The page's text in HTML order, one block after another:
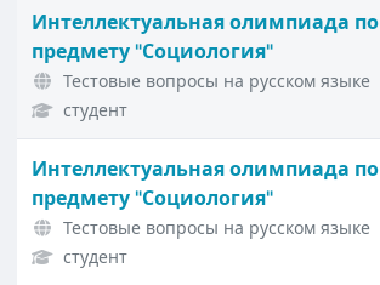
Интеллектуальная олимпиада по
предмету "Социология"
Тестовые вопросы на русском языке
студент
Интеллектуальная олимпиада по
предмету "Социология"
Тестовые вопросы на русском языке
студент